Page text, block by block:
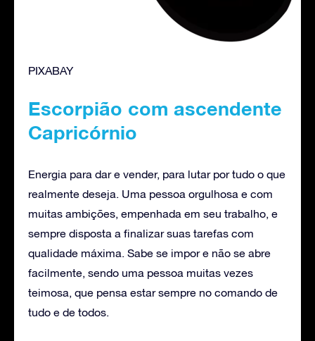
PIXABAY
Escorpião com ascendente
Capricórnio
Energia para dar e vender, para lutar por tudo o que
realmente deseja. Uma pessoa orgulhosa e com
muitas ambições, empenhada em seu trabalho, e
sempre disposta a finalizar suas tarefas com
qualidade máxima. Sabe se impor e não se abre
facilmente, sendo uma pessoa muitas vezes
teimosa, que pensa estar sempre no comando de
tudo e de todos.